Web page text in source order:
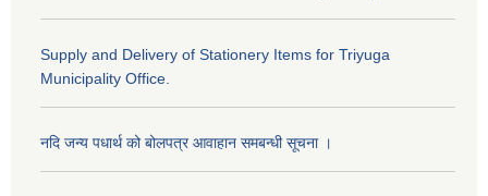
Supply and Delivery of Stationery Items for Triyuga
Municipality Office.
नदि जन्य पधार्थ को बोलपत्र आवाहान समबन्धी सूचना ।